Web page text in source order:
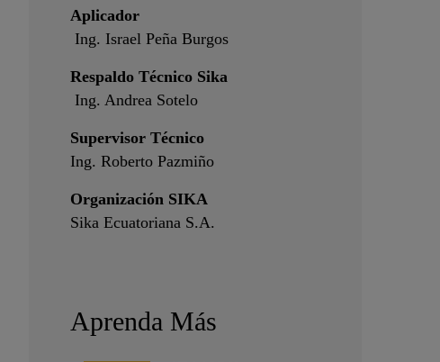
Aplicador
Ing. Israel Peña Burgos
Respaldo Técnico Sika
Ing. Andrea Sotelo
Supervisor Técnico
Ing. Roberto Pazmiño
Organización SIKA
Sika Ecuatoriana S.A.
Aprenda Más